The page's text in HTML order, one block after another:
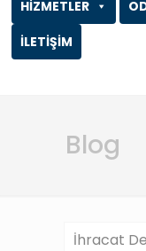
HİZMETLER
İLETİŞİM
Blog
İhracat